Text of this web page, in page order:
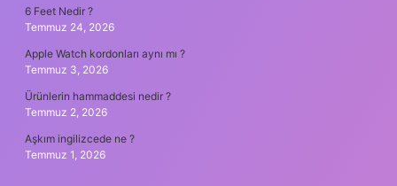
6 Feet Nedir ?
Temmuz 24, 2026
Apple Watch kordonları aynı mı ?
Temmuz 3, 2026
Ürünlerin hammaddesi nedir ?
Temmuz 2, 2026
Aşkım ingilizcede ne ?
Temmuz 1, 2026